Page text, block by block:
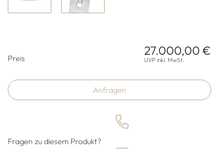
Preis
27.000,00 €
UVP inkl. MwSt.
Anfragen
Fragen zu diesem Produkt?